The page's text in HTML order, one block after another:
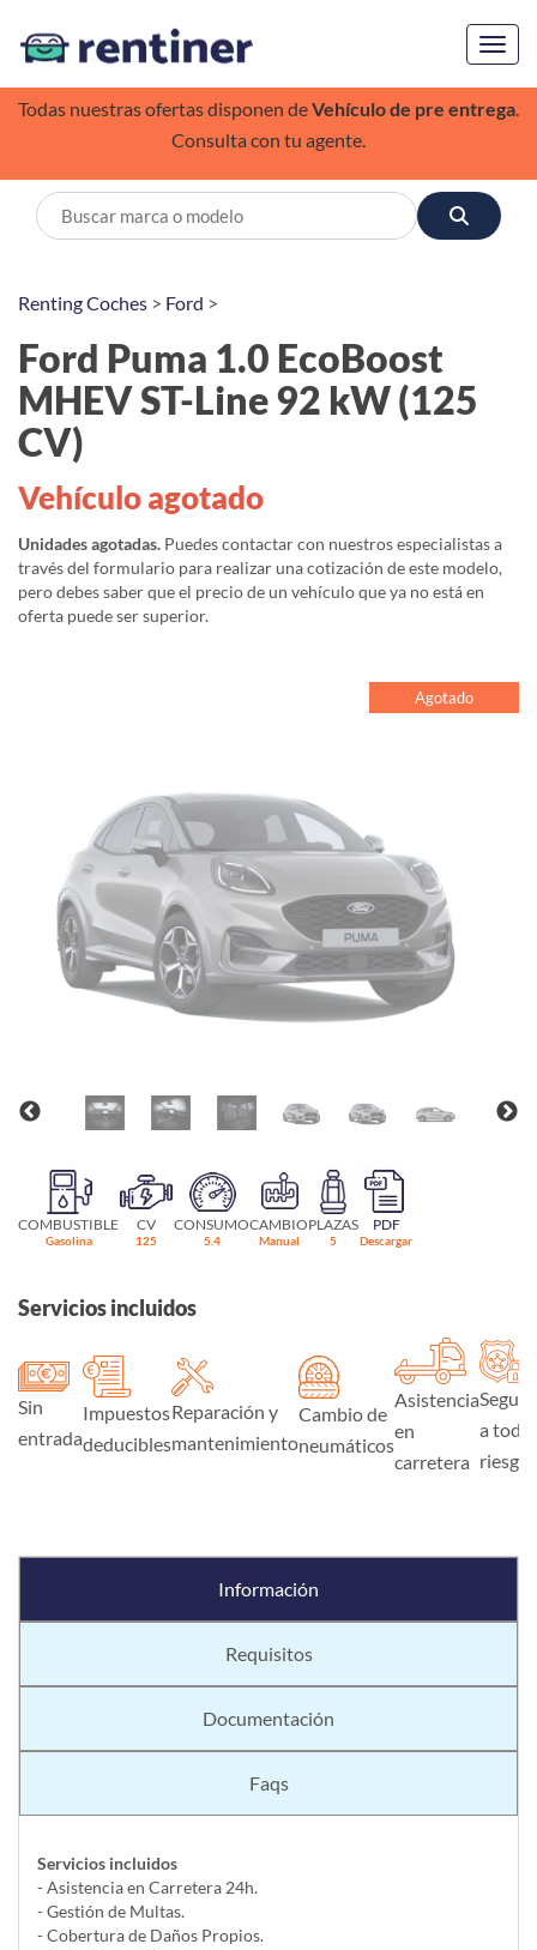
Todas nuestras ofertas disponen deVehículo de pre entrega.
Consulta con tu agente.
Renting Coches > Ford >
Ford Puma 1.0 EcoBoost
MHEV ST-Line 92 kW (125
CV)
Vehículo agotado
Unidades agotadas. Puedes contactar con nuestros especialistas a
través del formulario para realizar una cotización de este modelo,
pero debes saber que el precio de un vehículo que ya no está en
oferta puede ser superior.
Agotado
COMBUSTIBLE
Gasolina
CV
125
CONSUMO
5.4
CAMBIO
Manual
PLAZAS
5
PDF
Descargar
Servicios incluidos
Sin
entrada
Impuestos
deducibles
Reparación y
mantenimiento
Cambio de
neumáticos
Asistencia
en
carretera
Seguro
a todo
riesgo
Información
Requisitos
Documentación
Faqs
Servicios incluidos
- Asistencia en Carretera 24h.
- Gestión de Multas.
- Cobertura de Daños Propios.